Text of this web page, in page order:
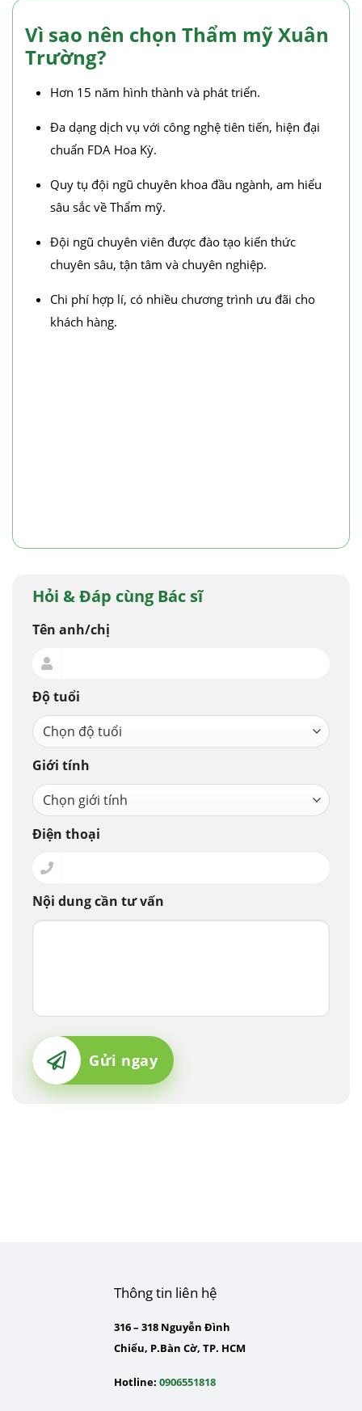
Vì sao nên chọn Thẩm mỹ Xuân
Trường?
Hơn 15 năm hình thành và phát triển.
Đa dạng dịch vụ với công nghệ tiên tiến, hiện đại
chuẩn FDA Hoa Kỳ.
Quy tụ đội ngũ chuyên khoa đầu ngành, am hiểu
sâu sắc về Thẩm mỹ.
Đội ngũ chuyên viên được đào tạo kiến thức
chuyên sâu, tận tâm và chuyên nghiệp.
Chi phí hợp lí, có nhiều chương trình ưu đãi cho
khách hàng.
Hỏi & Đáp cùng Bác sĩ
Nội dung cần tư vấn
Tên anh/chị
Độ tuổi
Giới tính
Điện thoại
Gửi ngay
Thông tin liên hệ
316 – 318 Nguyễn Đình
Chiểu, P.Bàn Cờ, TP. HCM
Hotline: 0906551818